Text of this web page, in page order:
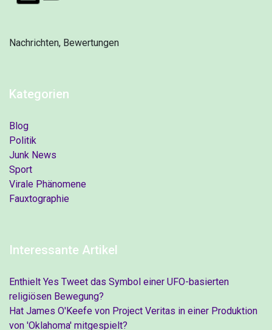
Nachrichten, Bewertungen
Kategorien
Blog
Politik
Junk News
Sport
Virale Phänomene
Fauxtographie
Interessante Artikel
Enthielt Yes Tweet das Symbol einer UFO-basierten
religiösen Bewegung?
Hat James O'Keefe von Project Veritas in einer Produktion
von 'Oklahoma' mitgespielt?